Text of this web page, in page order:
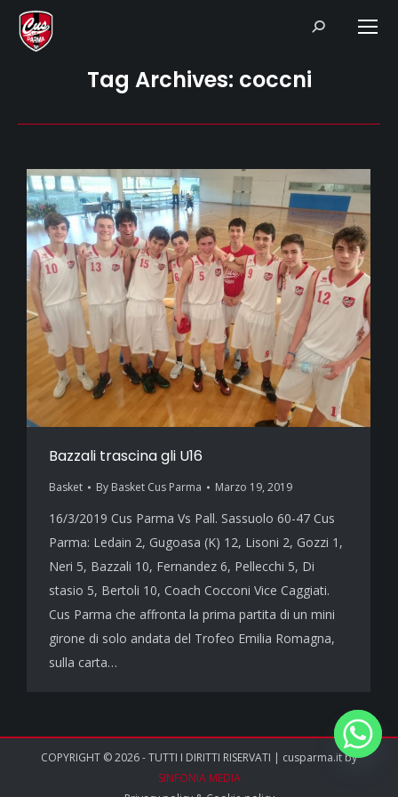
Search:
Tag Archives: coccni
Bazzali trascina gli U16
Basket By Basket Cus Parma Marzo 19, 2019
16/3/2019 Cus Parma Vs Pall. Sassuolo 60-47 Cus
Parma: Ledain 2, Gugoasa (K) 12, Lisoni 2, Gozzi 1,
Neri 5, Bazzali 10, Fernandez 6, Pellecchi 5, Di
stasio 5, Bertoli 10, Coach Cocconi Vice Caggiati.
Cus Parma che affronta la prima partita di un mini
girone di solo andata del Trofeo Emilia Romagna,
sulla carta…
COPYRIGHT © 2026 - TUTTI I DIRITTI RISERVATI | cusparma.it by
SINFONIA MEDIA